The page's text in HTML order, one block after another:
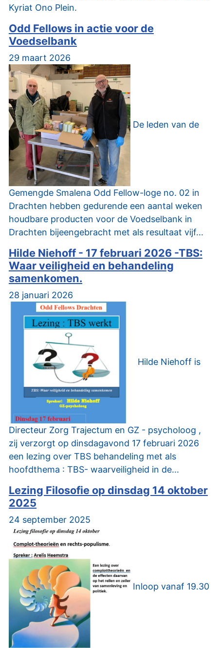
Kyriat Ono Plein.
Odd Fellows in actie voor de
Voedselbank
29 maart 2026
De leden van de
Gemengde Smalena Odd Fellow-loge no. 02 in
Drachten hebben gedurende een aantal weken
houdbare producten voor de Voedselbank in
Drachten bijeengebracht met als resultaat vijf...
Hilde Niehoff - 17 februari 2026 -TBS:
Waar veiligheid en behandeling
samenkomen.
28 januari 2026
Hilde Niehoff is
Directeur Zorg Trajectum en GZ - psycholoog ,
zij verzorgt op dinsdagavond 17 februari 2026
een lezing over TBS behandeling met als
hoofdthema : TBS- waarveiligheid in de...
Lezing Filosofie op dinsdag 14 oktober
2025
24 september 2025
Inloop vanaf 19.30